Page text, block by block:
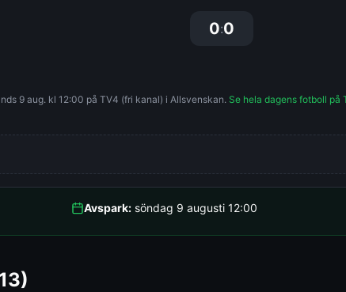
0:0
9 aug. kl 12:00 på TV4 (fri kanal) i Allsvenskan. Se hela dagens fotboll på
Avspark: söndag 9 augusti 12:00